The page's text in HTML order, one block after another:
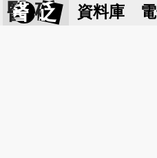
醫 砭 資料庫